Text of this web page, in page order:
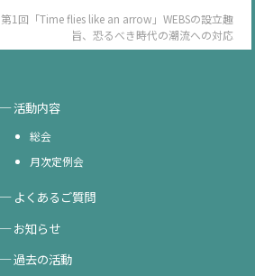
第1回「Time flies like an arrow」WEBSの設立趣
旨、恐るべき時代の潮流への対応
活動内容
総会
月次定例会
よくあるご質問
お知らせ
過去の活動